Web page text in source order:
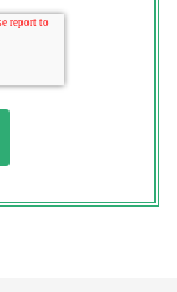
ご相談に
行うため
確認した
、電話等